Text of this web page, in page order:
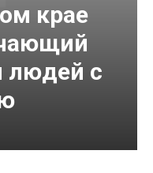
крае
людей с